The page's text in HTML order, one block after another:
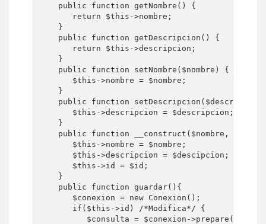
    public function getNombre() {
       return $this->nombre;
    }
    public function getDescripcion() {
       return $this->descripcion;
    }
    public function setNombre($nombre) {
       $this->nombre = $nombre;
    }
public function
       $this->descripcion = $descripcion;
    }
public function __construct($nombre,
       $this->nombre = $nombre;
       $this->descripcion = $descipcion;
       $this->id = $id;
    }
    public function guardar(){
       $conexion = new Conexion();
       if($this->id) /*Modifica*/ {
$consulta = $conexion-